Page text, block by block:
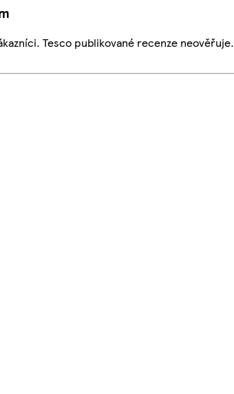
Tesco publikované recenze neověřuje.